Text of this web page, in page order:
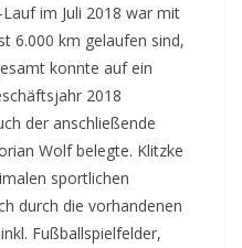
im Juli 2018 war mit
6.000 km gelaufen sind,
konnte auf ein
2018
der anschließende
Wolf belegte. Klitzke
sportlichen
durch die vorhandenen
Fußballspielfelder,